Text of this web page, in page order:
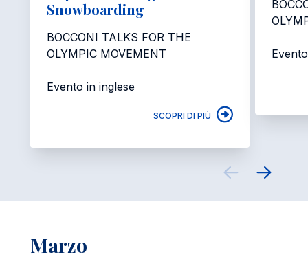
Snowboarding
BOCCONI TALKS FOR THE
OLYMPIC MOVEMENT
Evento in inglese
SCOPRI DI PIÙ
Marzo